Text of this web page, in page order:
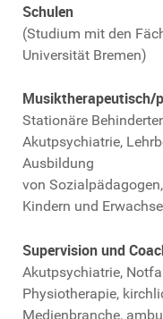
Schulen
(Studium mit den
Universität Bremen)
Musiktherapeutisch/
Stationäre
Akutpsychiatrie,
Ausbildung
von
Kindern und
Supervision und
Akutpsychiatrie,
Physiotherapie,
Medienbranche,